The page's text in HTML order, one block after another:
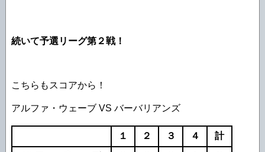
続いて予選リーグ第２戦！
こちらもスコアから！
アルファ・ウェーブ VS バーバリアンズ
１ ２ ３ ４ 計